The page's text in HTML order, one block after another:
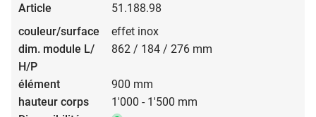
51.188.98
effet inox
862 / 184 / 276 mm
900 mm
1'000 - 1'500 mm